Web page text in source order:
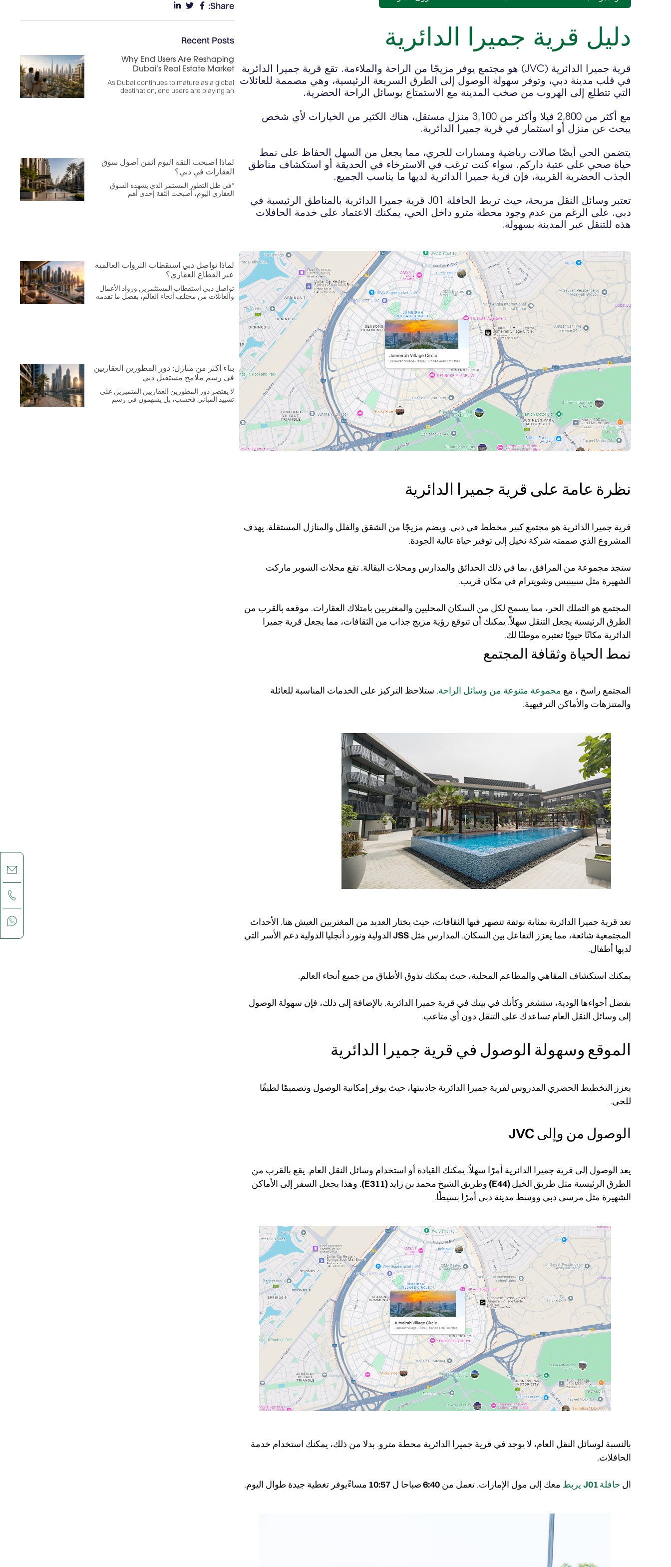
دليل قرية جميرا الدائرية
قرية جميرا الدائرية (JVC) هو مجتمع يوفر مزيجًا من الراحة والملاءمة. تقع قرية جميرا الدائرية
في قلب مدينة دبي، وتوفر سهولة الوصول إلى الطرق السريعة الرئيسية، وهي مصممة للعائلات
التي تتطلع إلى الهروب من صخب المدينة مع الاستمتاع بوسائل الراحة الحضرية. ‍‍‍
مع أكثر من 2,800 فيلا وأكثر من 3,100 منزل مستقل، هناك الكثير من الخيارات لأي شخص
يبحث عن منزل أو استثمار في قرية جميرا الدائرية. ‍‍‍‍
يتضمن الحي أيضًا صالات رياضية ومسارات للجري، مما يجعل من السهل الحفاظ على نمط
حياة صحي على عتبة داركم. سواء كنت ترغب في الاسترخاء في الحديقة أو استكشاف مناطق
الجذب الحضرية القريبة، فإن قرية جميرا الدائرية لديها ما يناسب الجميع. ‍‍‍‍
تعتبر وسائل النقل مريحة، حيث تربط الحافلة J01 قرية جميرا الدائرية بالمناطق الرئيسية في
دبي. على الرغم من عدم وجود محطة مترو داخل الحي، يمكنك الاعتماد على خدمة الحافلات
هذه للتنقل عبر المدينة بسهولة.
نظرة عامة على قرية جميرا الدائرية
قرية جميرا الدائرية هو مجتمع كبير مخطط في دبي. ويضم مزيجًا من الشقق والفلل والمنازل المستقلة. يهدف
المشروع الذي صممته شركة نخيل إلى توفير حياة عالية الجودة.
ستجد مجموعة من المرافق، بما في ذلك الحدائق والمدارس ومحلات البقالة. تقع محلات السوبر ماركت
الشهيرة مثل سبينيس وشويترام في مكان قريب.
المجتمع هو التملك الحر، مما يسمح لكل من السكان المحليين والمغتربين بامتلاك العقارات. موقعه بالقرب من
الطرق الرئيسية يجعل التنقل سهلاً. يمكنك أن تتوقع رؤية مزيج جذاب من الثقافات، مما يجعل قرية جميرا
الدائرية مكانًا حيويًا تعتبره موطنًا لك.
نمط الحياة وثقافة المجتمع
المجتمع راسخ ، مع مجموعة متنوعة من وسائل الراحة. ستلاحظ التركيز على الخدمات المناسبة للعائلة
والمتنزهات والأماكن الترفيهية.
تعد قرية جميرا الدائرية بمثابة بوتقة تنصهر فيها الثقافات، حيث يختار العديد من المغتربين العيش هنا. الأحداث
المجتمعية شائعة، مما يعزز التفاعل بين السكان. المدارس مثل JSS الدولية ونورد أنجليا الدولية
دعم الأسر التي
لديها أطفال.
يمكنك استكشاف المقاهي والمطاعم المحلية، حيث يمكنك تذوق الأطباق من جميع أنحاء العالم.
بفضل أجواءها الودية، ستشعر وكأنك في بيتك في قرية جميرا الدائرية. بالإضافة إلى ذلك، فإن سهولة الوصول
إلى وسائل النقل العام تساعدك على التنقل دون أي متاعب.
الموقع وسهولة الوصول في قرية جميرا الدائرية
يعزز التخطيط الحضري المدروس لقرية جميرا الدائرية جاذبيتها، حيث يوفر إمكانية الوصول وتصميمًا لطيفًا
للحي.
الوصول من وإلى JVC
يعد الوصول إلى قرية جميرا الدائرية أمرًا سهلاً. يمكنك القيادة أو استخدام وسائل النقل العام. يقع بالقرب من
الطرق الرئيسية مثل طريق الخيل (E44) وطريق الشيخ محمد بن زايد (E311)
. وهذا يجعل السفر إلى الأماكن
الشهيرة مثل مرسى دبي ووسط مدينة دبي أمرًا بسيطًا.
بالنسبة لوسائل النقل العام، لا يوجد في قرية جميرا الدائرية محطة مترو. بدلا من ذلك، يمكنك استخدام خدمة
الحافلات.
ال حافلة J01 يربط معك إلى مول الإمارات. تعمل من 6:40 صباحا ل 10:57 مساءً
Share:
Recent Posts
Why End Users Are Reshaping
Dubai’s Real Estate Market
As Dubai continues to mature as a global
destination, end users are playing an
لماذا أصبحت الثقة اليوم أثمن أصول سوق
العقارات في دبي؟
“في ظل التطور المستمر الذي يشهده السوق
العقاري اليوم، أصبحت الثقة إحدى أهم
لماذا تواصل دبي استقطاب الثروات العالمية
عبر القطاع العقاري؟
تواصل دبي استقطاب المستثمرين ورواد الأعمال
والعائلات من مختلف أنحاء العالم، بفضل ما تقدمه
بناء أكثر من منازل: دور المطورين العقاريين
في رسم ملامح مستقبل دبي
لا يقتصر دور المطورين العقاريين المتميزين على
تشييد المباني فحسب، بل يسهمون في رسم